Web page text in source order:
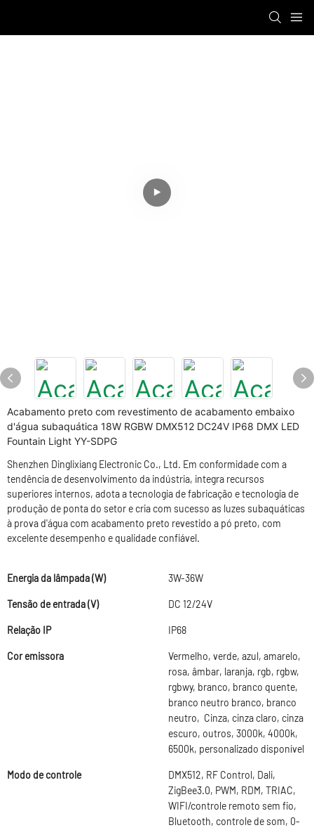
Acabamento preto com revestimento de acabamento embaixo
d'água subaquática 18W RGBW DMX512 DC24V IP68 DMX LED
Fountain Light YY-SDPG
Shenzhen Dinglixiang Electronic Co., Ltd. Em conformidade com a
tendência de desenvolvimento da indústria, integra recursos
superiores internos, adota a tecnologia de fabricação e tecnologia de
produção de ponta do setor e cria com sucesso as luzes subaquáticas
à prova d'água com acabamento preto revestido a pó preto, com
excelente desempenho e qualidade confiável.
Energia da lâmpada (W) 3W-36W
Tensão de entrada (V) DC 12/24V
Relação IP IP68
Cor emissora
Vermelho, verde, azul, amarelo,
rosa, âmbar, laranja, rgb, rgbw,
rgbwy, branco, branco quente,
branco neutro branco, branco
neutro, Cinza, cinza claro, cinza
escuro, outros, 3000k, 4000k,
6500k, personalizado disponível
Modo de controle
DMX512, RF Control, Dali,
ZigBee3.0, PWM, RDM, TRIAC,
WIFI/controle remoto sem fio,
Bluetooth, controle de som, 0-